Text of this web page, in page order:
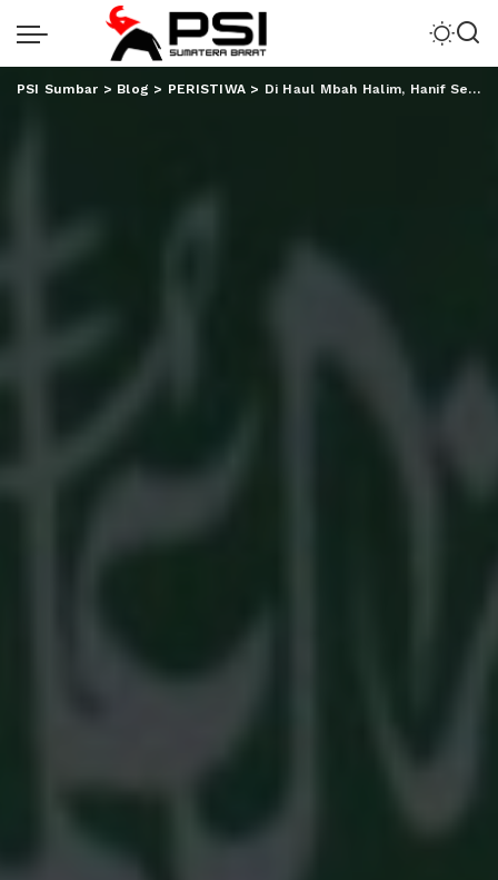
PSI Sumbar > Blog > PERISTIWA > Di Haul Mbah Halim, Hanif Sebut Nunik Bisa Jadi Menteri